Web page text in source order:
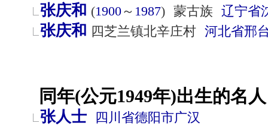
张庆和 (1900～ 1987) 蒙古族 辽宁省
张庆和 四芝兰镇北辛庄村 河北省邢
同年(公元1949年)出生的名
张人士 四川省德阳市广汉